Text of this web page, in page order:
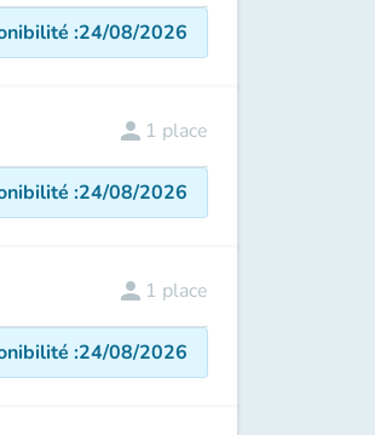
:24/08/2026
person 1 place
:24/08/2026
person 1 place
:24/08/2026